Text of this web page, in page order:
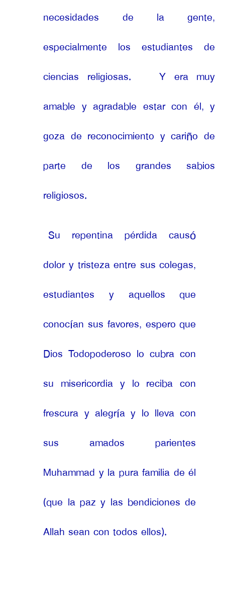
necesidades de la gente,
especialmente los estudiantes de
ciencias religiosas.
Y era muy
amable y agradable estar con él, y
goza de reconocimiento y cariño de
parte de los grandes sabios
religiosos.
Su repentina pérdida causó
dolor y tristeza entre sus colegas,
estudiantes y aquellos que
conocían sus favores, espero que
Dios Todopoderoso lo cubra con
su misericordia y lo reciba con
frescura y alegría y lo lleva con
sus amados parientes
Muhammad y la pura familia de él
(que la paz y las bendiciones de
Allah sean con todos ellos).